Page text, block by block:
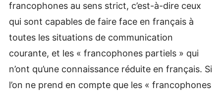
francophones au sens strict, c’est-à-dire ceux
qui sont capables de faire face en français à
toutes les situations de communication
courante, et les « francophones partiels » qui
n’ont qu’une connaissance réduite en français. Si
l’on ne prend en compte que les « francophones